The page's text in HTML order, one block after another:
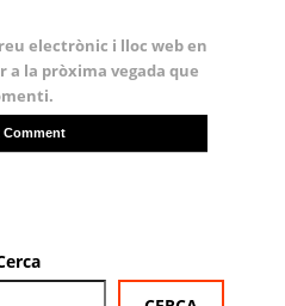
electrònic i lloc web en
a la pròxima vegada que